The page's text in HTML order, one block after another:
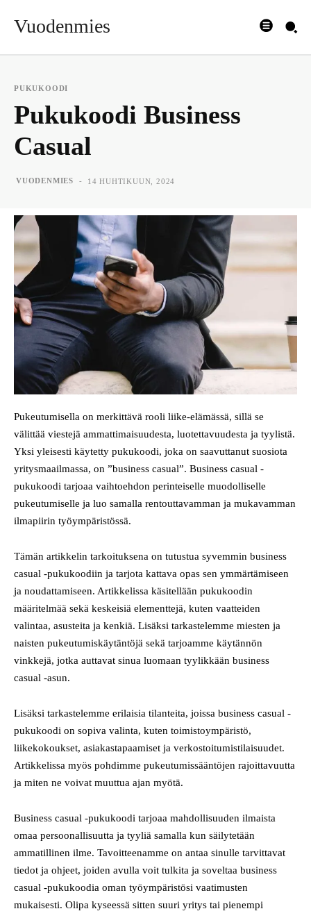
Vuodenmies
PUKUKOODI
Pukukoodi Business
Casual
VUODENMIES - 14 HUHTIKUUN, 2024
Pukeutumisella on merkittävä rooli liike-elämässä, sillä se
välittää viestejä ammattimaisuudesta, luotettavuudesta ja tyylistä.
Yksi yleisesti käytetty pukukoodi, joka on saavuttanut suosiota
yritysmaailmassa, on ”business casual”. Business casual -
pukukoodi tarjoaa vaihtoehdon perinteiselle muodolliselle
pukeutumiselle ja luo samalla rentouttavamman ja mukavamman
ilmapiirin työympäristössä.
Tämän artikkelin tarkoituksena on tutustua syvemmin business
casual -pukukoodiin ja tarjota kattava opas sen ymmärtämiseen
ja noudattamiseen. Artikkelissa käsitellään pukukoodin
määritelmää sekä keskeisiä elementtejä, kuten vaatteiden
valintaa, asusteita ja kenkiä. Lisäksi tarkastelemme miesten ja
naisten pukeutumiskäytäntöjä sekä tarjoamme käytännön
vinkkejä, jotka auttavat sinua luomaan tyylikkään business
casual -asun.
Lisäksi tarkastelemme erilaisia tilanteita, joissa business casual -
pukukoodi on sopiva valinta, kuten toimistoympäristö,
liikekokoukset, asiakastapaamiset ja verkostoitumistilaisuudet.
Artikkelissa myös pohdimme pukeutumissääntöjen rajoittavuutta
ja miten ne voivat muuttua ajan myötä.
Business casual -pukukoodi tarjoaa mahdollisuuden ilmaista
omaa persoonallisuutta ja tyyliä samalla kun säilytetään
ammatillinen ilme. Tavoitteenamme on antaa sinulle tarvittavat
tiedot ja ohjeet, joiden avulla voit tulkita ja soveltaa business
casual -pukukoodia oman työympäristösi vaatimusten
mukaisesti. Olipa kyseessä sitten suuri yritys tai pienempi